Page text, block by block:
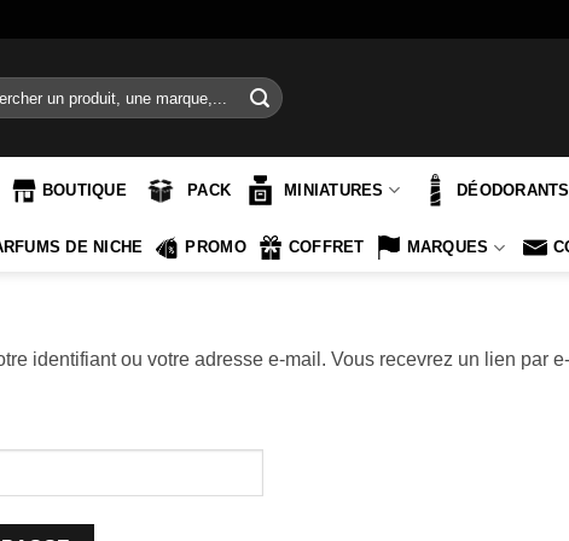
BOUTIQUE PACK MINIATURES DÉODORANTS
DE NICHE PROMO COFFRET MARQUES
identifiant ou votre adresse e-mail. Vous recevrez un lien par